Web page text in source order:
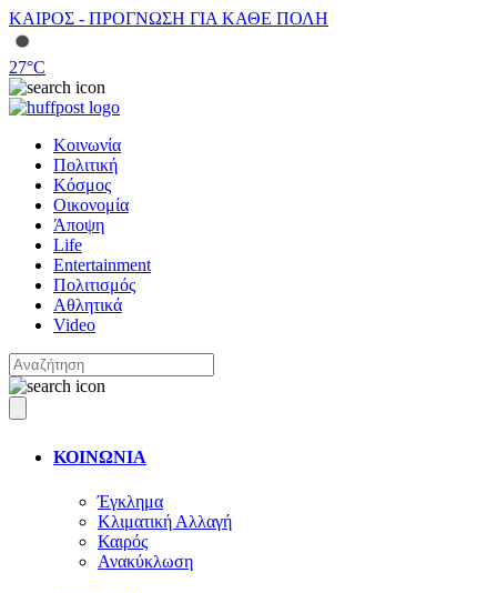
ΚΑΙΡΟΣ - ΠΡΟΓΝΩΣΗ ΓΙΑ ΚΑΘΕ ΠΟΛΗ
27°C
Κοινωνία
Πολιτική
Κόσμος
Οικονομία
Άποψη
Life
Entertainment
Πολιτισμός
Αθλητικά
Video
ΚΟΙΝΩΝΙΑ
Έγκλημα
Κλιματική Αλλαγή
Καιρός
Ανακύκλωση